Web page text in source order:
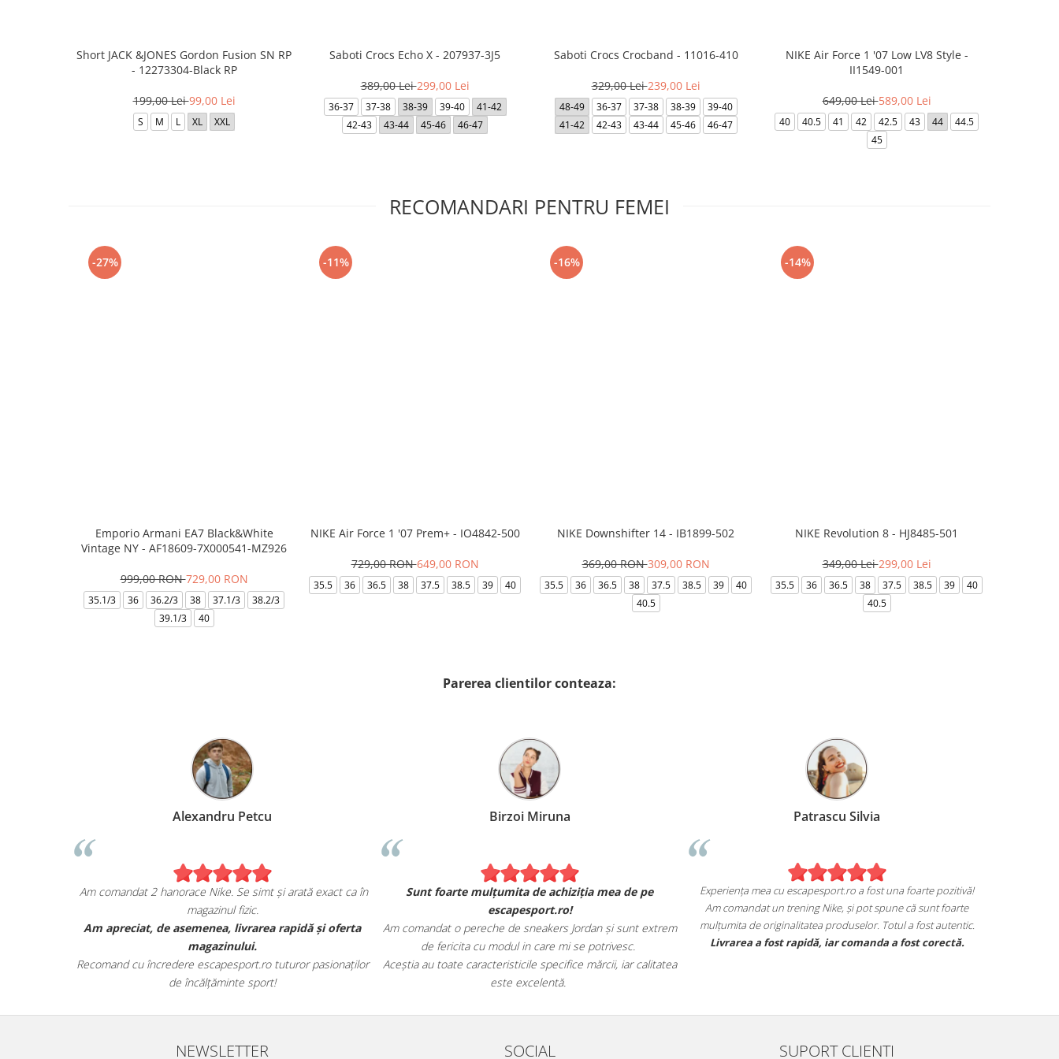
Short JACK &JONES Gordon Fusion SN RP
- 12273304-Black RP
199,00 Lei99,00 Lei
S M L XL XXL
Saboti Crocs Echo X - 207937-3J5
389,00 Lei299,00 Lei
36-37 37-38 38-39 39-40
41-42
42-43
43-44 45-46 46-47
Saboti Crocs Crocband - 11016-410
329,00 Lei239,00 Lei
48-49 36-37 37-38 38-39
39-40
41-42
42-43 43-44 45-46 46-47
NIKE Air Force 1 '07 Low LV8 Style -
II1549-001
649,00 Lei589,00 Lei
40 40.5 41 42 42.5 43 44
44.5
45
RECOMANDARI PENTRU FEMEI
-27%
Emporio Armani EA7 Black&White
Vintage NY - AF18609-7X000541-MZ926
999,00 RON729,00 RON
35.1/3 36 36.2/3 38 37.1/3
38.2/3
39.1/3
40
-11%
NIKE Air Force 1 '07 Prem+ - IO4842-500
729,00 RON649,00 RON
35.5 36 36.5 38 37.5 38.5 39 40
-16%
NIKE Downshifter 14 - IB1899-502
369,00 RON309,00 RON
35.5 36 36.5 38 37.5 38.5 39
40
40.5
-14%
NIKE Revolution 8 - HJ8485-501
349,00 Lei299,00 Lei
35.5 36 36.5 38 37.5 38.5 39
40
40.5
Parerea clientilor conteaza:
Alexandru Petcu
Am comandat 2 hanorace Nike. Se simt și arată exact ca în
magazinul fizic.
Am apreciat, de asemenea, livrarea rapidă și oferta
magazinului.
Recomand cu încredere escapesport.ro tuturor pasionaților
de încălțăminte sport!
Birzoi Miruna
Sunt foarte mulțumita de achiziția mea de pe
escapesport.ro!
Am comandat o pereche de sneakers Jordan și sunt extrem
de fericita cu modul in care mi se potrivesc.
Aceștia au toate caracteristicile specifice mărcii, iar calitatea
este excelentă.
Patrascu Silvia
Experiența mea cu escapesport.ro a fost una foarte pozitivă!
Am comandat un trening Nike, și pot spune că sunt foarte
mulțumita de originalitatea produselor. Totul a fost autentic.
Livrarea a fost rapidă, iar comanda a fost corectă.
NEWSLETTER SOCIAL SUPORT CLIENTI